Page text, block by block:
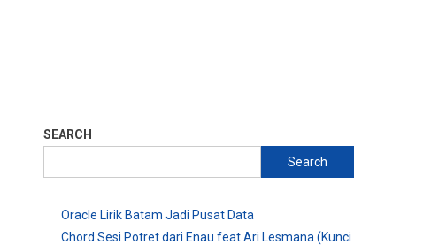
SEARCH
Search
Oracle Lirik Batam Jadi Pusat Data
Chord Sesi Potret dari Enau feat Ari Lesmana (Kunci